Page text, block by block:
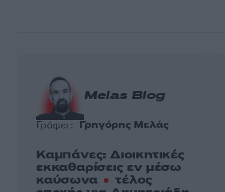
Melas Blog
Γράφει : Γρηγόρης Μελάς
Καμπάνες: Διοικητικές
εκκαθαρίσεις εν μέσω
καύσωνα τέλος